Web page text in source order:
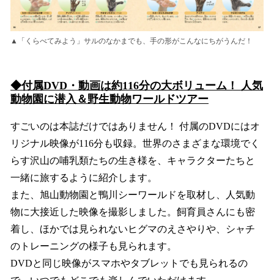
▲「くらべてみよう」サルのなかまでも、手の形がこんなにちがうんだ！
◆付属DVD・動画は約116分の大ボリューム！ 人気
動物園に潜入＆野生動物ワールドツアー
すごいのは本誌だけではありません！ 付属のDVDにはオ
リジナル映像が116分も収録。世界のさまざまな環境でく
らす沢山の哺乳類たちの生き様を、キャラクターたちと
一緒に旅するように紹介します。
また、旭山動物園と鴨川シーワールドを取材し、人気動
物に大接近した映像を撮影しました。飼育員さんにも密
着し、ほかでは見られないヒグマのえさやりや、シャチ
のトレーニングの様子も見られます。
DVDと同じ映像がスマホやタブレットでも見られるの